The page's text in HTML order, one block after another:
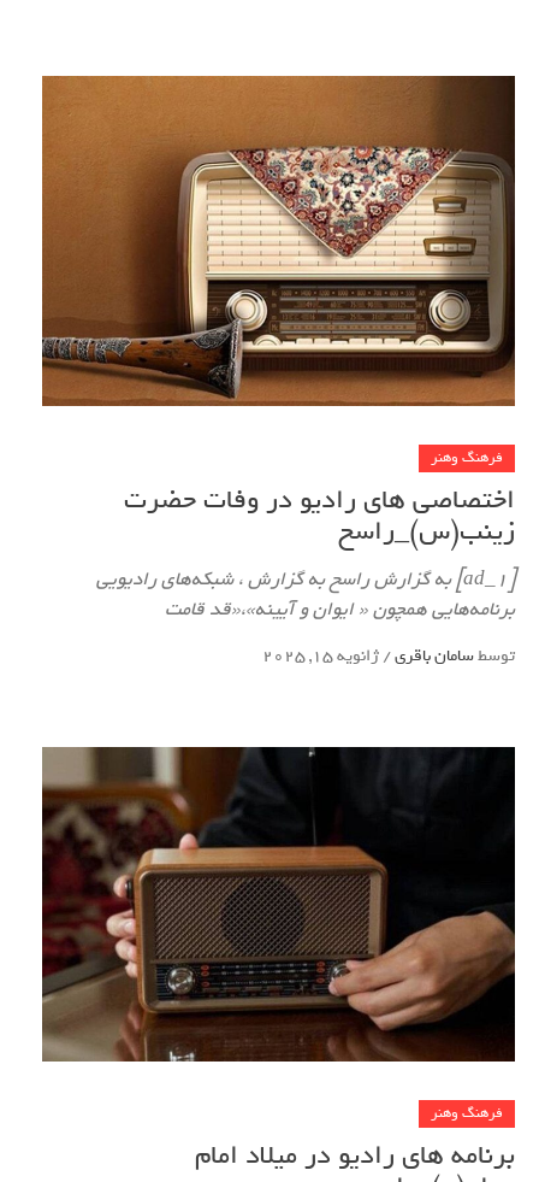
فرهنگ وهنر
اختصاصی های رادیو در وفات حضرت
زینب(س)_راسخ
[ad_1] به گزارش راسخ به گزارش ، شبکه‌های رادیویی
برنامه‌هایی همچون « ایوان و آیینه»،«قد قامت
توسطسامان باقری/ژانویه 15, 2025
فرهنگ وهنر
برنامه های رادیو در میلاد امام